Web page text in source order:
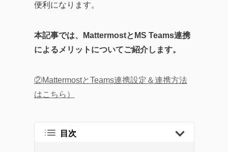
便利になります。
本記事では、MattermostとMS Teams連携
によるメリットについてご紹介します。
②MattermostとTeams連携設定＆連携方法
はこちら）
目次